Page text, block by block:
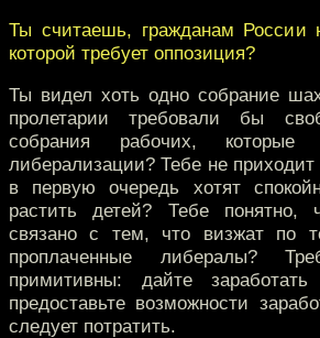
Ты считаешь, гражданам России
которой требует оппозиция?
Ты видел хоть одно собрание
пролетарии требовали бы
собрания рабочих, которые
либерализации? Тебе не
в первую очередь хотят
растить детей? Тебе понятно,
связано с тем, что визжат по
проплаченные либералы?
примитивны: дайте
предоставьте возможности
следует потратить.